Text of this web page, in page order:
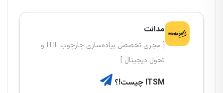
مدانت
[ مجری تخصصی پیاده‌سازی چارچوب ITIL و
تحول دیجیتال ]
ITSM چیست!؟